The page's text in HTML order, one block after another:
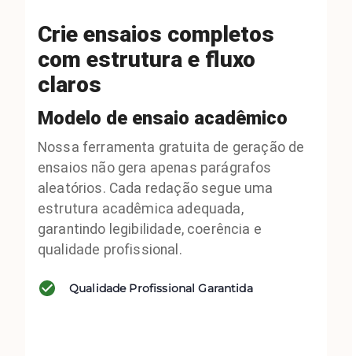
Crie ensaios completos
com estrutura e fluxo
claros
Modelo de ensaio acadêmico
Nossa ferramenta gratuita de geração de
ensaios não gera apenas parágrafos
aleatórios. Cada redação segue uma
estrutura acadêmica adequada,
garantindo legibilidade, coerência e
qualidade profissional.
Qualidade Profissional Garantida